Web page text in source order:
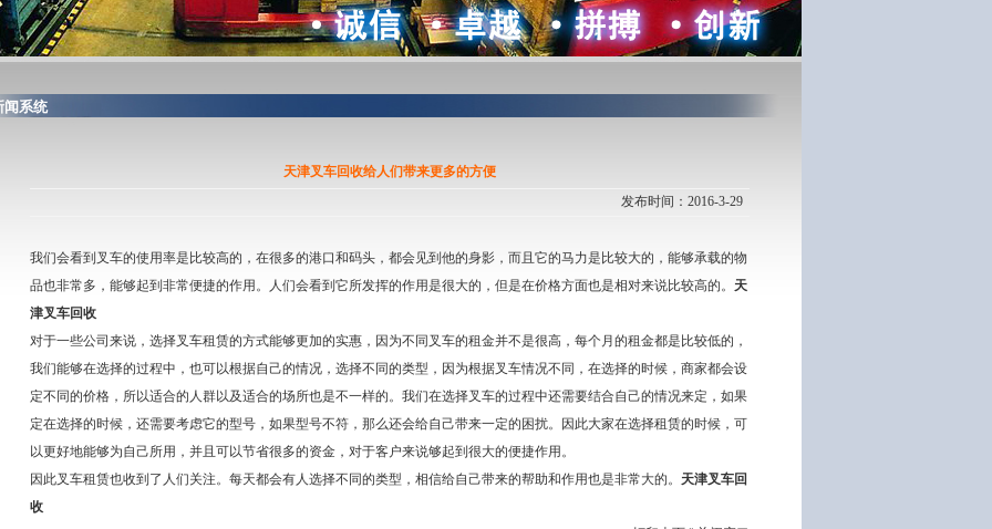
系统
天津叉车回收给人们带来更多的方便
发布时间：2016-3-29
我们会看到叉车的使用率是比较高的，在很多的港口和码头，都会见到他的身影，而且它的马力是比较大的，能够承载的物
品也非常多，能够起到非常便捷的作用。人们会看到它所发挥的作用是很大的，但是在价格方面也是相对来说比较高的。
天
津叉车回收
对于一些公司来说，选择叉车租赁的方式能够更加的实惠，因为不同叉车的租金并不是很高，每个月的租金都是比较低的，
我们能够在选择的过程中，也可以根据自己的情况，选择不同的类型，因为根据叉车情况不同，在选择的时候，商家都会设
定不同的价格，所以适合的人群以及适合的场所也是不一样的。我们在选择叉车的过程中还需要结合自己的情况来定，如果
定在选择的时候，还需要考虑它的型号，如果型号不符，那么还会给自己带来一定的困扰。因此大家在选择租赁的时候，可
以更好地能够为自己所用，并且可以节省很多的资金，对于客户来说够起到很大的便捷作用。
因此叉车租赁也收到了人们关注。每天都会有人选择不同的类型，相信给自己带来的帮助和作用也是非常大的。
天津叉车回
收